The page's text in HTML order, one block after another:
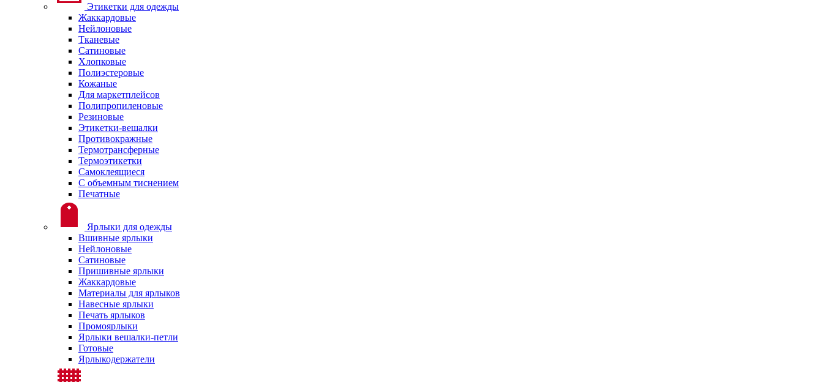
Этикетки для одежды
Жаккардовые
Нейлоновые
Тканевые
Сатиновые
Хлопковые
Полиэстеровые
Кожаные
Для маркетплейсов
Полипропиленовые
Резиновые
Этикетки-вешалки
Противокражные
Термотрансферные
Термоэтикетки
Самоклеящиеся
С объемным тиснением
Печатные
Ярлыки для одежды
Вшивные ярлыки
Нейлоновые
Сатиновые
Пришивные ярлыки
Жаккардовые
Материалы для ярлыков
Навесные ярлыки
Печать ярлыков
Промоярлыки
Ярлыки вешалки-петли
Готовые
Ярлыкодержатели